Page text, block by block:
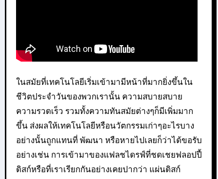
ในสมัยที่เทคโนโลยีเริ่มเข้ามามีหน้าที่มากยิ่งขึ้นใน
ชีวิตประจำวันของพวกเรานั้น ความสบายสบาย
ความรวดเร็ว รวมทั้งความทันสมัยต่างๆก็มีเพิ่มมาก
ขึ้น ส่งผลให้เทคโนโลยีหรือนวัตกรรมเก่าๆอะไรบาง
อย่างนั้นถูกแทนที่ พัฒนา หรือหายไปเลยก็ว่าได้ขอรับ
อย่างเช่น การเข้ามาของแฟลชไดรฟ์ที่ชดเชยฟลอปปี้
ดิสก์หรือที่เราเรียกกันอย่างเคยปากว่า แผ่นดิสก์